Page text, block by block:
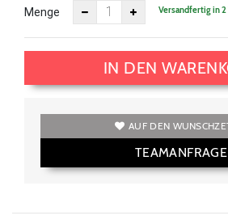
Menge Versandfertig in
IN DEN
AUF DEN
TEAMANFRAGE